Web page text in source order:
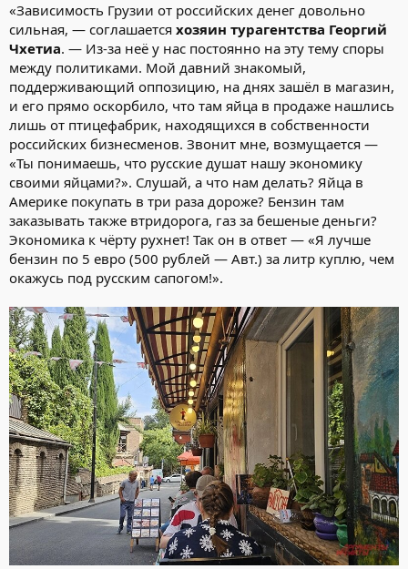
«Зависимость Грузии от российских денег довольно
сильная, — соглашается хозяин турагентства Георгий
Чхетиа. — Из-за неё у нас постоянно на эту тему споры
между политиками. Мой давний знакомый,
поддерживающий оппозицию, на днях зашёл в магазин,
и его прямо оскорбило, что там яйца в продаже нашлись
лишь от птицефабрик, находящихся в собственности
российских бизнесменов. Звонит мне, возмущается —
«Ты понимаешь, что русские душат нашу экономику
своими яйцами?». Слушай, а что нам делать? Яйца в
Америке покупать в три раза дороже? Бензин там
заказывать также втридорога, газ за бешеные деньги?
Экономика к чёрту рухнет! Так он в ответ — «Я лучше
бензин по 5 евро (500 рублей — Авт.) за литр куплю, чем
окажусь под русским сапогом!».